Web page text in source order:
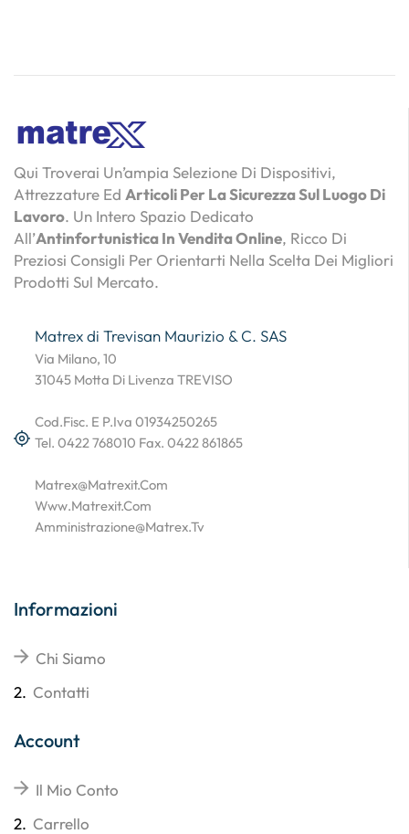
Qui Troverai Un’ampia Selezione Di Dispositivi,
Attrezzature Ed Articoli Per La Sicurezza Sul Luogo Di
Lavoro. Un Intero Spazio Dedicato
All’Antinfortunistica In Vendita Online, Ricco Di
Preziosi Consigli Per Orientarti Nella Scelta Dei Migliori
Prodotti Sul Mercato.
Matrex di Trevisan Maurizio & C. SAS
Via Milano, 10
31045 Motta Di Livenza TREVISO
Cod.Fisc. E P.Iva 01934250265
Tel. 0422 768010 Fax. 0422 861865
Matrex@matrexit.com
Www.matrexit.com
Amministrazione@matrex.tv
Informazioni
Chi Siamo
2. Contatti
Account
Il Mio Conto
2. Carrello